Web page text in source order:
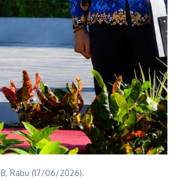
Rabu (17/06/2026).